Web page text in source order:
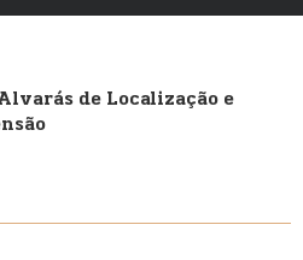
de Localização e